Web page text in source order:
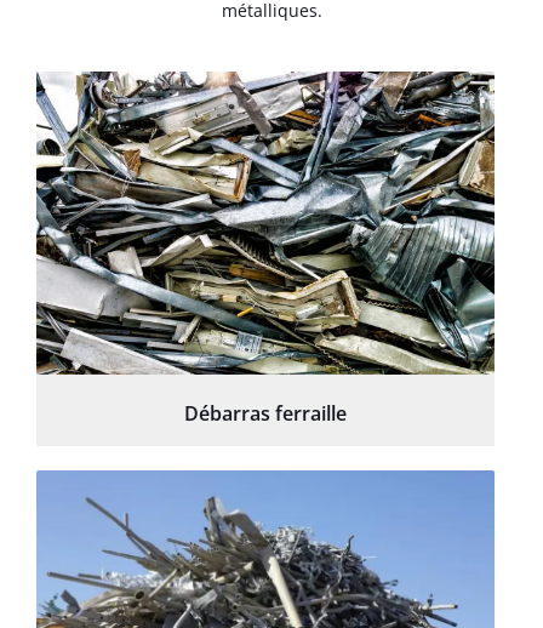
métalliques.
Débarras ferraille